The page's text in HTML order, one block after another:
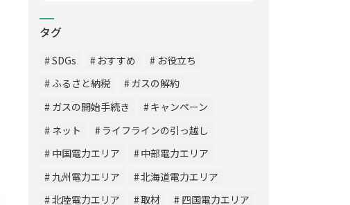
タグ
SDGs おすすめ
お役立ち
ふるさと納税
ガスの解約
ガスの開始手続き
キャンペーン
ネット
ライフラインの引っ越し
中国電力エリア
中部電力エリア
九州電力エリア
北海道電力エリア
北陸電力エリア
取材 四国電力エリア